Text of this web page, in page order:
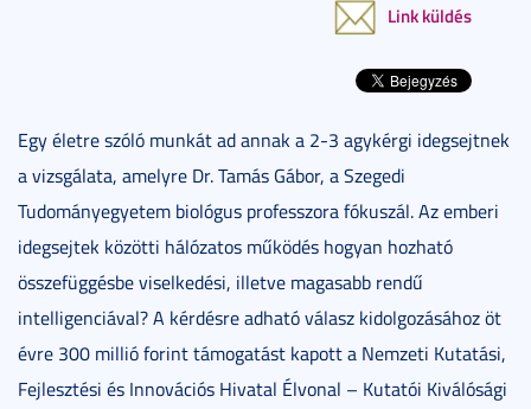
Link küldés
Egy életre szóló munkát ad annak a 2-3 agykérgi idegsejtnek
a vizsgálata, amelyre Dr. Tamás Gábor, a Szegedi
Tudományegyetem biológus professzora fókuszál. Az emberi
idegsejtek közötti hálózatos működés hogyan hozható
összefüggésbe viselkedési, illetve magasabb rendű
intelligenciával? A kérdésre adható válasz kidolgozásához öt
évre 300 millió forint támogatást kapott a Nemzeti Kutatási,
Fejlesztési és Innovációs Hivatal Élvonal – Kutatói Kiválósági